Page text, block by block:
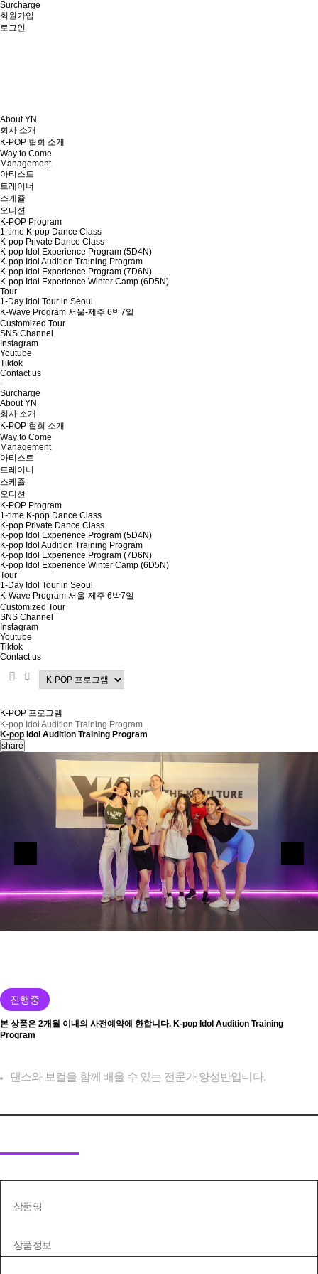
Surcharge
회원가입
로그인
About YN
회사 소개
K-POP 협회 소개
Way to Come
Management
아티스트
트레이너
스케쥴
오디션
K-POP Program
1-time K-pop Dance Class
K-pop Private Dance Class
K-pop Idol Experience Program (5D4N)
K-pop Idol Audition Training Program
K-pop Idol Experience Program (7D6N)
K-pop Idol Experience Winter Camp (6D5N)
Tour
1-Day Idol Tour in Seoul
K-Wave Program 서울-제주 6박7일
Customized Tour
SNS Channel
Instagram
Youtube
Tiktok
Contact us
Surcharge
About YN
회사 소개
K-POP 협회 소개
Way to Come
Management
아티스트
트레이너
스케쥴
오디션
K-POP Program
1-time K-pop Dance Class
K-pop Private Dance Class
K-pop Idol Experience Program (5D4N)
K-pop Idol Audition Training Program
K-pop Idol Experience Program (7D6N)
K-pop Idol Experience Winter Camp (6D5N)
Tour
1-Day Idol Tour in Seoul
K-Wave Program 서울-제주 6박7일
Customized Tour
SNS Channel
Instagram
Youtube
Tiktok
Contact us
K-POP 프로그램
K-pop Idol Audition Training Program
K-pop Idol Audition Training Program
share
본 상품은 2개월 이내의 사전예약에 한합니다. K-pop Idol Audition Training
Program
진행중
댄스와 보컬을 함께 배울 수 있는 전문가 양성반입니다.
문의
취소/환불 정책
상품명
상품정보
본 상품은 2개월 이내의 사전예약에 한합니다.